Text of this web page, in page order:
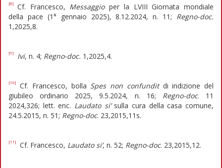
[8] Cf. Francesco, Messaggioper la LVIII Giornata mondiale
della pace (1° gennaio 2025), 8.12.2024, n. 11; Regno-doc.
1,2025,8.
[9] Ivi, n. 4; Regno-doc. 1,2025,4.
[10] Cf. Francesco, bolla Spes non confunditdi indizione del
giubileo ordinario 2025, 9.5.2024, n. 16; Regno-doc. 11
2024,326; lett. enc. Laudato si’ sulla cura della casa comune,
24.5.2015, n. 51; Regno-doc. 23,2015,11s.
[11] Cf. Francesco, Laudato si’, n. 52; Regno-doc. 23,2015,12.